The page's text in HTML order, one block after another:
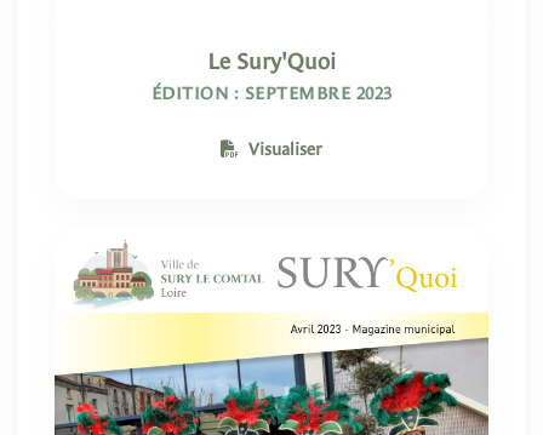
Le Sury'Quoi
ÉDITION : SEPTEMBRE 2023
Visualiser